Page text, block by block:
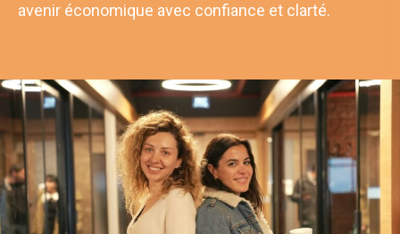
avenir économique avec confiance et clarté.